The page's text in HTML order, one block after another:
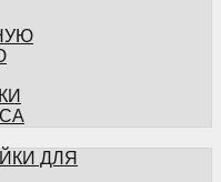
столешницы (на
ДЛЯ